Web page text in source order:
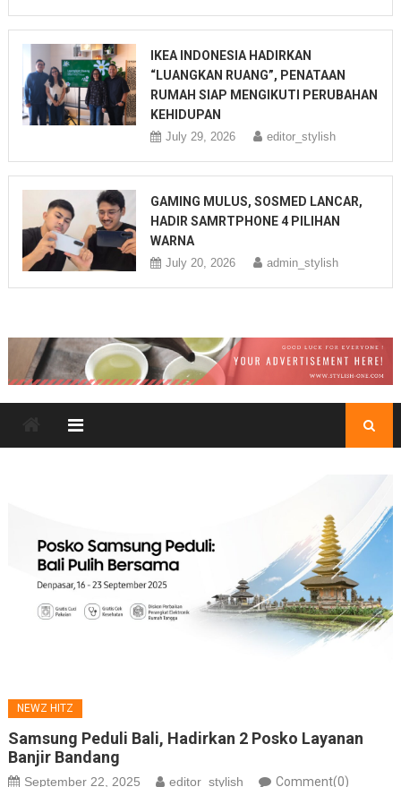
IKEA INDONESIA HADIRKAN
“LUANGKAN RUANG”, PENATAAN
RUMAH SIAP MENGIKUTI PERUBAHAN
KEHIDUPAN
July 29, 2026 editor_stylish
GAMING MULUS, SOSMED LANCAR,
HADIR SAMRTPHONE 4 PILIHAN
WARNA
July 20, 2026 admin_stylish
NEWZ HITZ
Samsung Peduli Bali, Hadirkan 2 Posko Layanan
Banjir Bandang
September 22, 2025 editor_stylish Comment(0)